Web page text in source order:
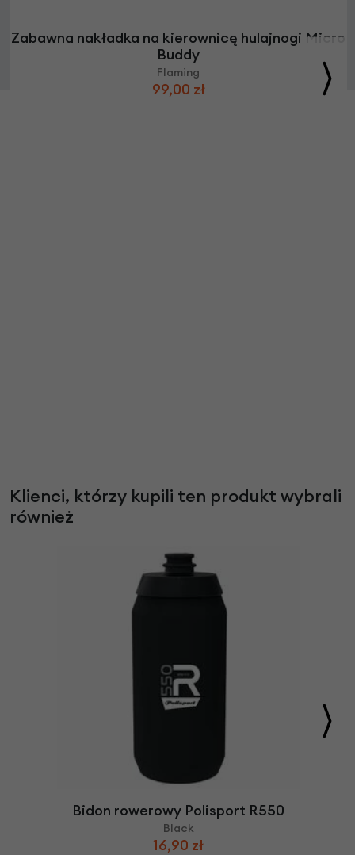
Zabawna nakładka na kierownicę hulajnogi Micro
Buddy
Flaming
99,00 zł
Klienci, którzy kupili ten produkt wybrali
również
Bidon rowerowy Polisport R550
Black
16,90 zł